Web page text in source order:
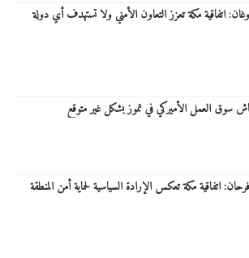
اتفاقية مكة تعزز التعاون الأمني ولا تستهدف أي دولة
سوق العمل الأميركي في تموز بشكل غير متوقع
اتفاقية مكة تعكس الإرادة السياسية لحماية أمن المنطقة